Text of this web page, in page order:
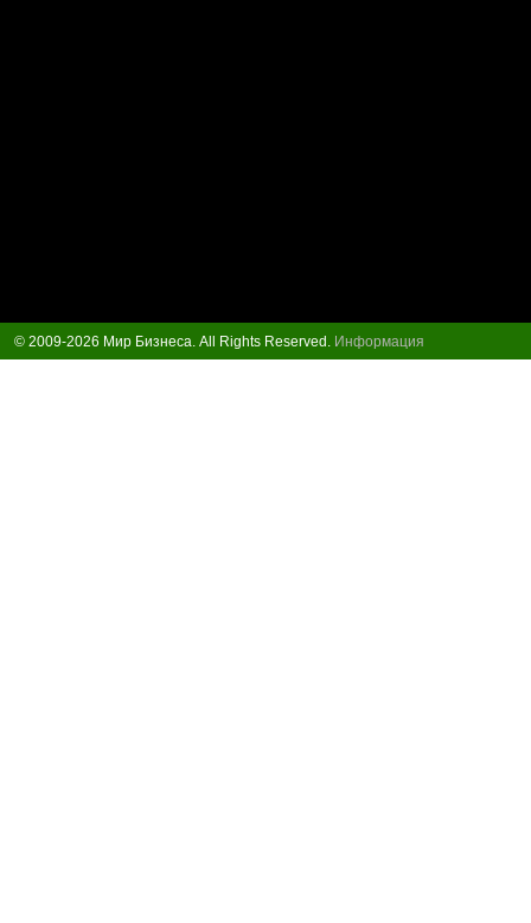
© 2009-2026 Мир Бизнеса. All Rights Reserved. Информация